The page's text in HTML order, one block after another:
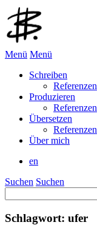
Menü Menü
Schreiben
Referenzen
Produzieren
Referenzen
Übersetzen
Referenzen
Über mich
en
Suchen Suchen
nach:
Schlagwort: ufer